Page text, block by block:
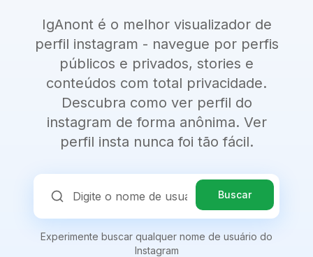
IgAnont é o melhor visualizador de
perfil instagram - navegue por perfis
públicos e privados, stories e
conteúdos com total privacidade.
Descubra como ver perfil do
instagram de forma anônima. Ver
perfil insta nunca foi tão fácil.
Buscar
Experimente buscar qualquer nome de usuário do
Instagram